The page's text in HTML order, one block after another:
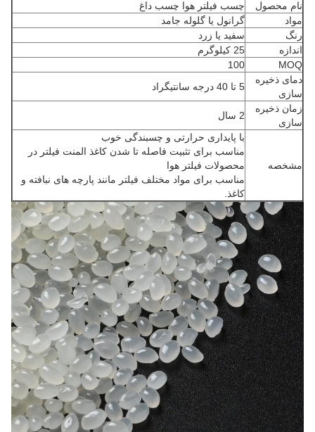
نام محصول
چسب فیلتر هوا چسب داغ
مواد
گرانول یا گلوله جامد
رنگ
سفید یا زرد
اندازه
25 کیلوگرم
MOQ
100
دمای ذخیره
سازی
5 تا 40 درجه سانتیگراد
زمان ذخیره
سازی
مشخصه
با پایداری حرارتی و چسبندگی خوب
مناسب برای تثبیت فاصله تا شدن کاغذ المنت فیلتر در
محصولات فیلتر هوا
مناسب برای مواد مختلف فیلتر مانند پارچه های نبافته و
کاغذ.